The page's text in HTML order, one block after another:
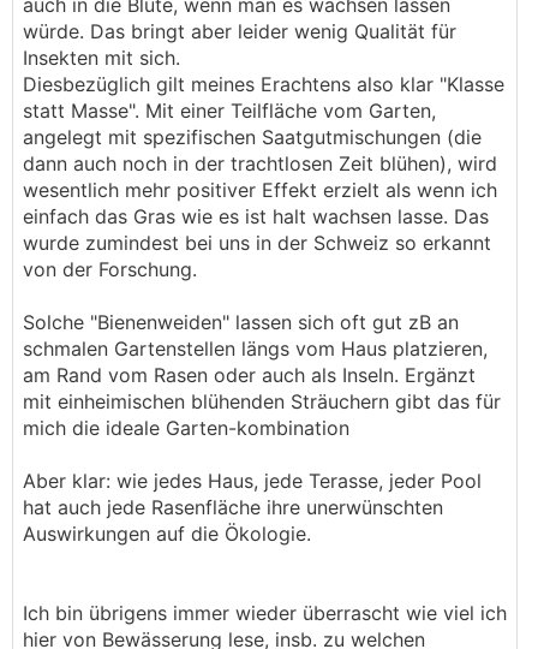
zb das Hochbeet täglich bewässert und die
Wiese zb nur 1x die Woche.
auch in die Blüte, wenn man es wachsen lassen
würde. Das bringt aber leider wenig Qualität für
Insekten mit sich.
Diesbezüglich gilt meines Erachtens also klar "Klasse
statt Masse". Mit einer Teilfläche vom Garten,
angelegt mit spezifischen Saatgutmischungen (die
dann auch noch in der trachtlosen Zeit blühen), wird
wesentlich mehr positiver Effekt erzielt als wenn ich
einfach das Gras wie es ist halt wachsen lasse. Das
wurde zumindest bei uns in der Schweiz so erkannt
von der Forschung.
Solche "Bienenweiden" lassen sich oft gut zB an
schmalen Gartenstellen längs vom Haus platzieren,
am Rand vom Rasen oder auch als Inseln. Ergänzt
mit einheimischen blühenden Sträuchern gibt das für
mich die ideale Garten-kombination
Aber klar: wie jedes Haus, jede Terasse, jeder Pool
hat auch jede Rasenfläche ihre unerwünschten
Auswirkungen auf die Ökologie.
Ich bin übrigens immer wieder überrascht wie viel ich
hier von Bewässerung lese, insb. zu welchen